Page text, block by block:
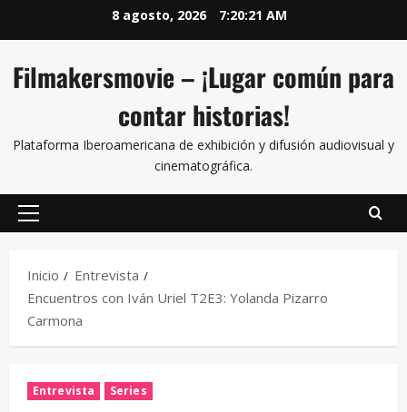
8 agosto, 2026 7:20:21 AM
Filmakersmovie – ¡Lugar común para
contar historias!
Plataforma Iberoamericana de exhibición y difusión audiovisual y
cinematográfica.
Inicio
Entrevista
Encuentros con Iván Uriel T2E3: Yolanda Pizarro
Carmona
Entrevista Series